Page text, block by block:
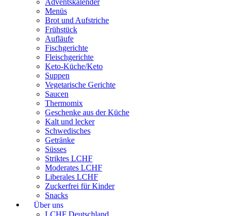
Adventskalender
Menüs
Brot und Aufstriche
Frühstück
Aufläufe
Fischgerichte
Fleischgerichte
Keto-Küche/Keto
Suppen
Vegetarische Gerichte
Saucen
Thermomix
Geschenke aus der Küche
Kalt und lecker
Schwedisches
Getränke
Süsses
Striktes LCHF
Moderates LCHF
Liberales LCHF
Zuckerfrei für Kinder
Snacks
Über uns